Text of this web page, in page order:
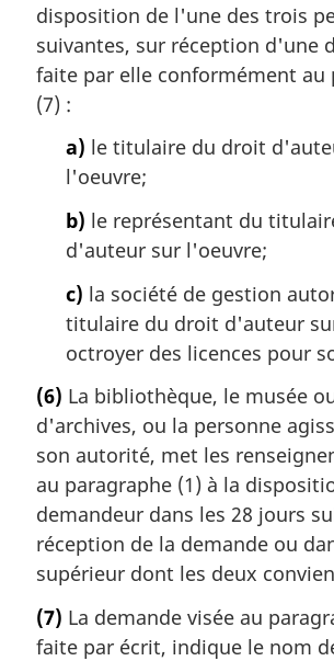
disposition de l'une des trois
suivantes, sur réception d'une
faite par elle conformément au
(7) :
a) le titulaire du droit
l'oeuvre;
b) le représentant du
d'auteur sur l'oeuvre;
c) la société de gestion
titulaire du droit d'auteur
octroyer des licences pour
(6) La bibliothèque, le musée
d'archives, ou la personne
son autorité, met les
au paragraphe (1) à la
demandeur dans les 28 jours
réception de la demande ou
supérieur dont les deux
(7) La demande visée au
faite par écrit, indique le nom